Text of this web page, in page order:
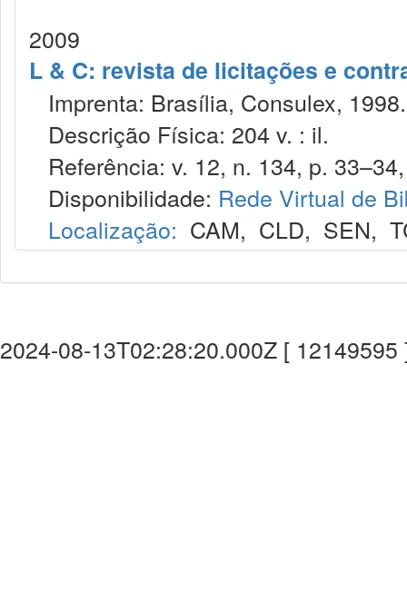
2009
L & C: revista de licitações e
Imprenta: Brasília, Consulex, 1998.
Descrição Física: 204 v. : il.
Referência: v. 12, n. 134, p.
Disponibilidade: Rede Virtual de
Localização: CAM, CLD, SEN,
2024-08-13T02:28:20.000Z [ 12149595